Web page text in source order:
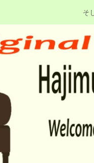
そ